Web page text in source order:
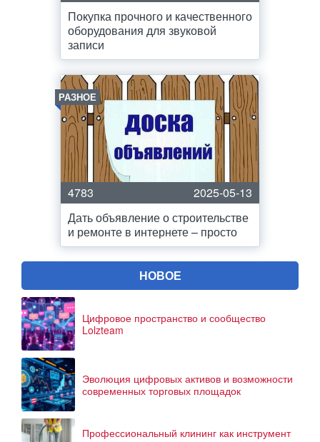
Покупка прочного и качественного
оборудования для звуковой
записи
РАЗНОЕ
4783
2025-05-13
Дать объявление о строительстве
и ремонте в интернете – просто
НОВОЕ
Цифровое пространство и сообщество
Lolzteam
Эволюция цифровых активов и возможности
современных торговых площадок
Профессиональный клининг как инструмент